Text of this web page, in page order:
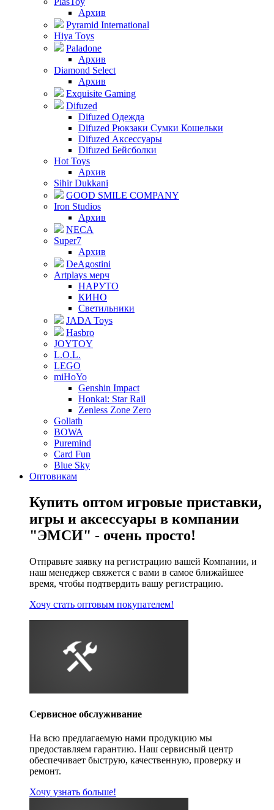
Архив
Pyramid International
Hiya Toys
Paladone
Архив
Diamond Select
Архив
Exquisite Gaming
Difuzed
Difuzed Одежда
Difuzed Рюкзаки Сумки Кошельки
Difuzed Аксессуары
Difuzed Бейсболки
Hot Toys
Архив
Sihir Dukkani
GOOD SMILE COMPANY
Iron Studios
Архив
NECA
Super7
Архив
DeAgostini
Artplays мерч
НАРУТО
КИНО
Светильники
JADA Toys
Hasbro
JOYTOY
L.O.L.
LEGO
miHoYo
Genshin Impact
Honkai: Star Rail
Zenless Zone Zero
Goliath
BOWA
Puremind
Card Fun
Blue Sky
Оптовикам
Купить оптом игровые приставки,
игры и аксессуары в компании
"ЭМСИ" - очень просто!
Отправьте заявку на регистрацию вашей Компании, и
наш менеджер свяжется с вами в самое ближайшее
время, чтобы подтвердить вашу регистрацию.
Хочу стать оптовым покупателем!
Сервисное обслуживание
На всю предлагаемую нами продукцию мы
предоставляем гарантию. Наш сервисный центр
обеспечивает быструю, качественную, проверку и
ремонт.
Хочу узнать больше!